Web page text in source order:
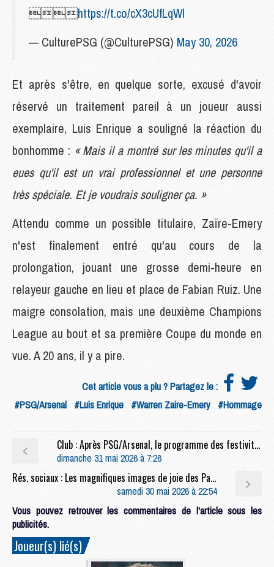
https://t.co/cX3cUfLqWl
— CulturePSG (@CulturePSG) May 30, 2026
Et après s'être, en quelque sorte, excusé d'avoir
réservé un traitement pareil à un joueur aussi
exemplaire, Luis Enrique a souligné la réaction du
bonhomme : « Mais il a montré sur les minutes qu'il a
eues qu'il est un vrai professionnel et une personne
très spéciale. Et je voudrais souligner ça. »
Attendu comme un possible titulaire, Zaïre-Emery
n'est finalement entré qu'au cours de la
prolongation, jouant une grosse demi-heure en
relayeur gauche en lieu et place de Fabian Ruiz. Une
maigre consolation, mais une deuxième Champions
League au bout et sa première Coupe du monde en
vue. A 20 ans, il y a pire.
Cet article vous a plu ? Partagez le :
#PSG/Arsenal #Luis Enrique #Warren Zaire-Emery #Hommage
Club : Après PSG/Arsenal, le programme des festivités ce dimanche
dimanche 31 mai 2026 à 7:26
Rés. sociaux : Les magnifiques images de joie des Parisiens après PSG/Arsenal
samedi 30 mai 2026 à 22:54
Vous pouvez retrouver les commentaires de l'article sous les
publicités.
Joueur(s) lié(s)